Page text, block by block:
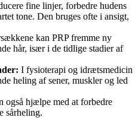
fine linjer, forbedre hudens
tone. Den bruges ofte i ansigt,
kan PRP fremme ny
hår, især i de tidlige stadier af
I fysioterapi og idrætsmedicin
heling af sener, muskler og led
også hjælpe med at forbedre
sårheling.